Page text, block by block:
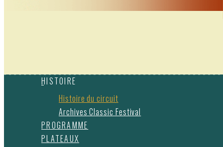
HISTOIRE
Histoire du circuit
Archives Classic Festival
PROGRAMME
PLATEAUX